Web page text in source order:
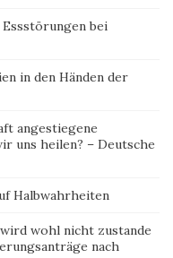
Essstörungen bei
in den Händen der
angestiegene
uns heilen? – Deutsche
Halbwahrheiten
wohl nicht zustande
nach